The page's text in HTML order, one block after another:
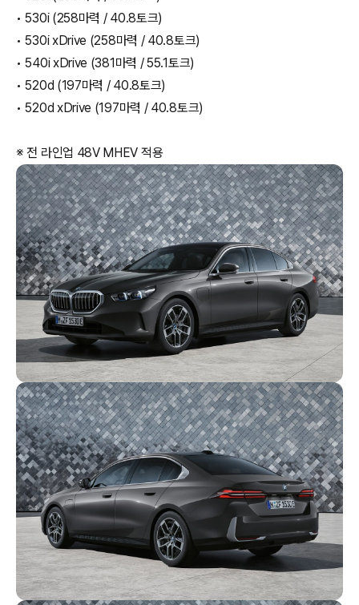
• 530i (258마력 / 40.8토크)
• 530i xDrive (258마력 / 40.8토크)
• 540i xDrive (381마력 / 55.1토크)
• 520d (197마력 / 40.8토크)
• 520d xDrive (197마력 / 40.8토크)
※ 전 라인업 48V MHEV 적용